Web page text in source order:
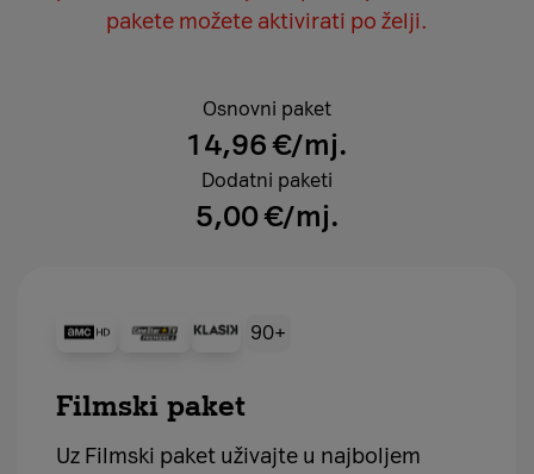
pakete možete aktivirati po želji.
Osnovni paket
14,96 €/mj.
Dodatni paketi
5,00 €/mj.
90+
Filmski paket
Uz Filmski paket uživajte u najboljem